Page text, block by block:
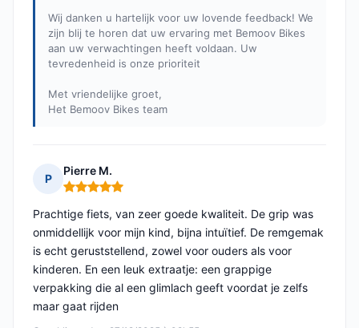
Wij danken u hartelijk voor uw lovende feedback! We
zijn blij te horen dat uw ervaring met Bemoov Bikes
aan uw verwachtingen heeft voldaan. Uw
tevredenheid is onze prioriteit
Met vriendelijke groet,
Het Bemoov Bikes team
P
Pierre M.
Opmerking: 5 van 5
Prachtige fiets, van zeer goede kwaliteit. De grip was
onmiddellijk voor mijn kind, bijna intuïtief. De remgemak
is echt geruststellend, zowel voor ouders als voor
kinderen. En een leuk extraatje: een grappige
verpakking die al een glimlach geeft voordat je zelfs
maar gaat rijden